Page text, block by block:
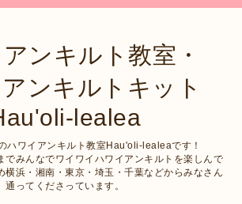
ンキルト教室・
ンキルトキット
lealea
ハワイアンキルト教室Hau'oli-lealeaです！
でみんなでワイワイハワイアンキルトを楽しんで
横浜・湘南・東京・埼玉・千葉などからみなさん
通ってくださっています。